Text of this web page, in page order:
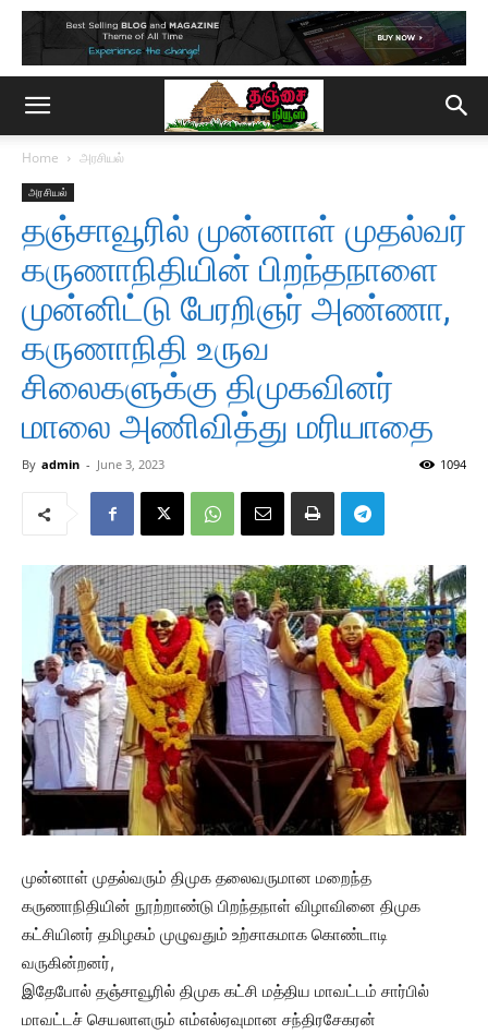
Home அரசியல்
அரசியல்
தஞ்சாவூரில் முன்னாள் முதல்வர்
கருணாநிதியின் பிறந்தநாளை
முன்னிட்டு பேரறிஞர் அண்ணா,
கருணாநிதி உருவ
சிலைகளுக்கு திமுகவினர்
மாலை அணிவித்து மரியாதை
By admin - June 3, 2023 1094
முன்னாள் முதல்வரும் திமுக தலைவருமான மறைந்த
கருணாநிதியின் நூற்றாண்டு பிறந்தநாள் விழாவினை திமுக
கட்சியினர் தமிழகம் முழுவதும் உற்சாகமாக கொண்டாடி
வருகின்றனர்,
இதேபோல் தஞ்சாவூரில் திமுக கட்சி மத்திய மாவட்டம் சார்பில்
மாவட்டச் செயலாளரும் எம்எல்ஏவுமான சந்திரசேகரன்